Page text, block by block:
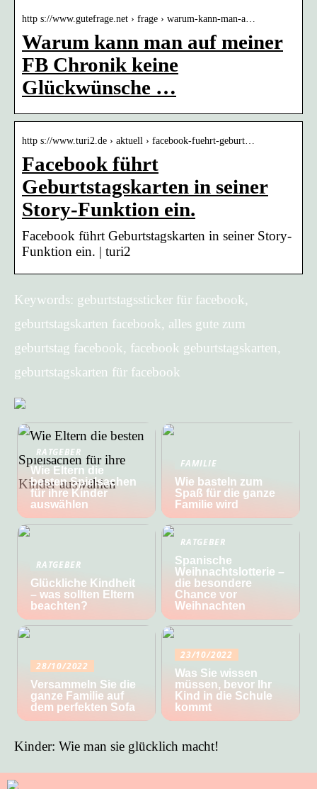
http s://www.gutefrage.net › frage › warum-kann-man-a…
Warum kann man auf meiner
FB Chronik keine
Glückwünsche …
http s://www.turi2.de › aktuell › facebook-fuehrt-geburt…
Facebook führt
Geburtstagskarten in seiner
Story-Funktion ein.
Facebook führt Geburtstagskarten in seiner Story-
Funktion ein. | turi2
Keywords: geburtstagssticker für facebook,
geburtstagskarten facebook, alles gute zum
geburtstag facebook, facebook geburtstagskarten,
geburtstagskarten für facebook
RATGEBER
Wie Eltern die
besten Spielsachen
für ihre Kinder
auswählen
FAMILIE
Wie basteln zum
Spaß für die ganze
Familie wird
RATGEBER
Glückliche Kindheit
– was sollten Eltern
beachten?
RATGEBER
Spanische
Weihnachtslotterie –
die besondere
Chance vor
Weihnachten
28/10/2022
Versammeln Sie die
ganze Familie auf
dem perfekten Sofa
23/10/2022
Was Sie wissen
müssen, bevor Ihr
Kind in die Schule
kommt
Kinder: Wie man sie glücklich macht!